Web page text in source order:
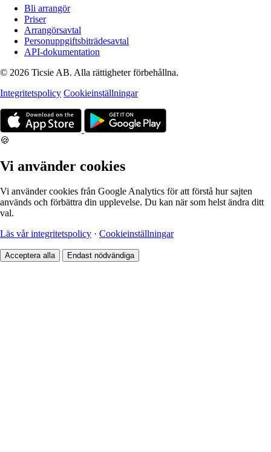
Bli arrangör
Priser
Arrangörsavtal
Personuppgiftsbiträdesavtal
API-dokumentation
© 2026 Ticsie AB. Alla rättigheter förbehållna.
Integritetspolicy Cookieinställningar
🍪
Vi använder cookies
Vi använder cookies från Google Analytics för att förstå hur sajten
används och förbättra din upplevelse. Du kan när som helst ändra ditt
val.
Läs vår integritetspolicy · Cookieinställningar
Acceptera alla Endast nödvändiga